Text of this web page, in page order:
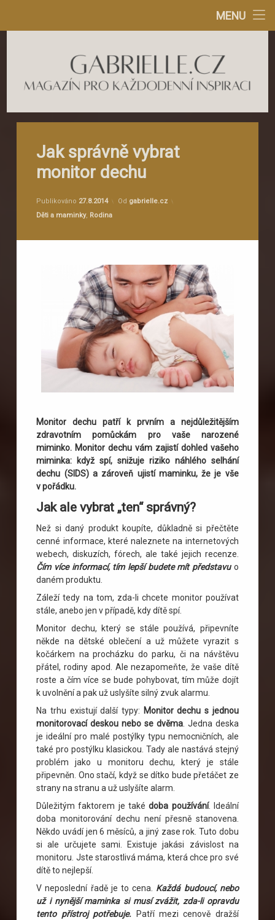
MENU
Zábava
E-knihy Gabrielle
Gabrielle.cz
Jak správně vybrat
monitor dechu
Publikováno 27.8.2014
Aktualizováno
Od gabrielle.cz
Kategorie:
Děti a maminky, Rodina
Monitor dechu patří k prvním a nejdůležitějším
zdravotním pomůckám pro vaše narozené
miminko. Monitor dechu vám zajistí dohled vašeho
miminka: když spí, snižuje riziko náhlého selhání
dechu (SIDS) a zároveň ujistí maminku, že je vše
v pořádku.
Jak ale vybrat „ten“ správný?
Než si daný produkt koupíte, důkladně si přečtěte
cenné informace, které naleznete na internetových
webech, diskuzích, fórech, ale také jejich recenze.
Čím více informací, tím lepší budete mít představuo
daném produktu.
Záleží tedy na tom, zda-li chcete monitor používat
stále, anebo jen v případě, kdy dítě spí.
Monitor dechu, který se stále používá, připevníte
někde na dětské oblečení a už můžete vyrazit s
kočárkem na procházku do parku, či na návštěvu
přátel, rodiny apod. Ale nezapomeňte, že vaše dítě
roste a čím více se bude pohybovat, tím může dojít
k uvolnění a pak už uslyšíte silný zvuk alarmu.
Na trhu existují další typy: Monitor dechu s jednou
monitorovací deskou nebo se dvěma. Jedna deska
je ideální pro malé postýlky typu nemocničních, ale
také pro postýlku klasickou. Tady ale nastává stejný
problém jako u monitoru dechu, který je stále
připevněn. Ono stačí, když se dítko bude přetáčet ze
strany na stranu a už uslyšíte alarm.
Důležitým faktorem je takédoba používání. Ideální
doba monitorování dechu není přesně stanovena.
Někdo uvádí jen 6 měsíců, a jiný zase rok. Tuto dobu
si ale určujete sami. Existuje jakási závislost na
monitoru. Jste starostlivá máma, která chce pro své
dítě to nejlepší.
V neposlední řadě je to cena. Každá budoucí, nebo
už i nynější maminka si musí zvážit, zda-li opravdu
tento přístroj potřebuje.
Patří mezi cenově dražší